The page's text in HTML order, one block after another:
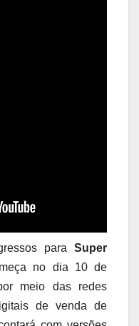
para Super
no dia 10 de
meio das redes
de venda de